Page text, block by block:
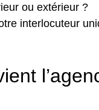
ou extérieur ?
interlocuteur